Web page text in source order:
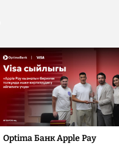
Optima Банк Apple Pay